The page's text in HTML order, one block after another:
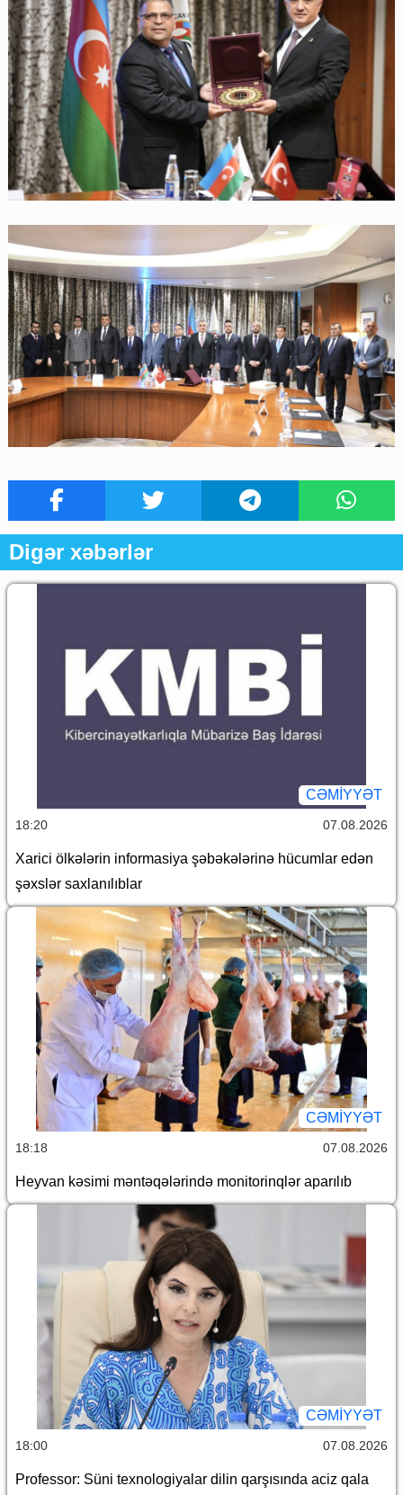
Digər xəbərlər
CƏMİYYƏT
18:20 07.08.2026
Xarici ölkələrin informasiya şəbəkələrinə hücumlar edən
şəxslər saxlanılıblar
CƏMİYYƏT
18:18 07.08.2026
Heyvan kəsimi məntəqələrində monitorinqlər aparılıb
CƏMİYYƏT
18:00 07.08.2026
Professor: Süni texnologiyalar dilin qarşısında aciz qala